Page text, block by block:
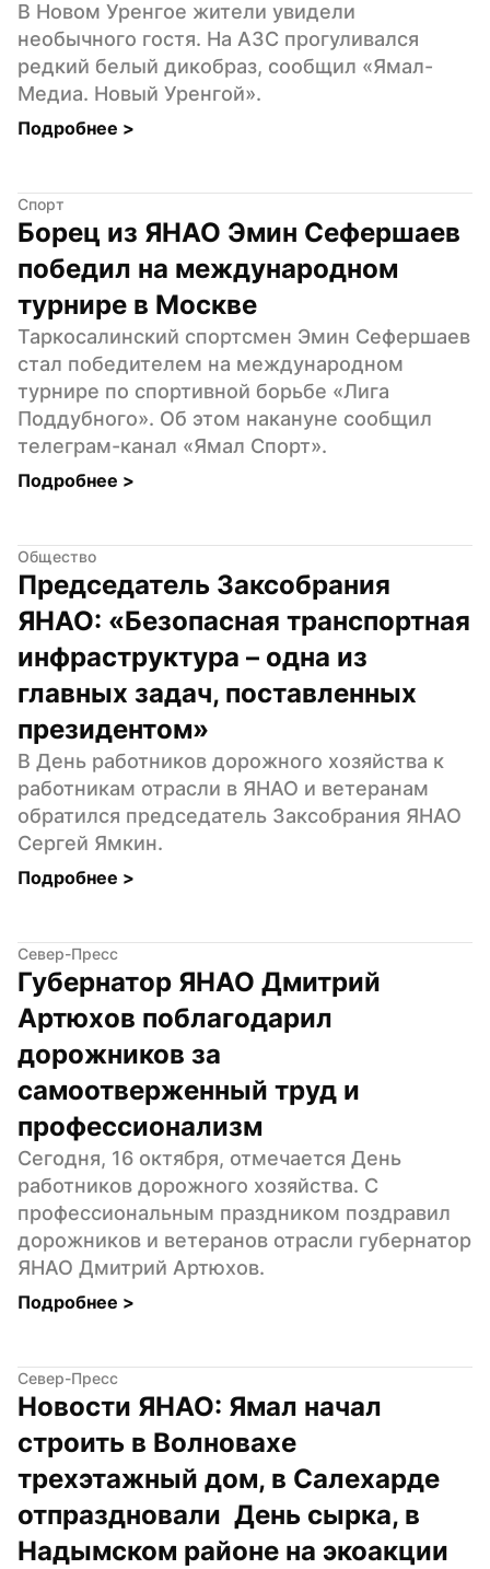
В Новом Уренгое жители увидели
необычного гостя. На АЗС прогуливался
редкий белый дикобраз, сообщил «Ямал-
Медиа. Новый Уренгой».
Подробнее >
Спорт
Борец из ЯНАО Эмин Сефершаев
победил на международном
турнире в Москве
Таркосалинский спортсмен Эмин Сефершаев
стал победителем на международном
турнире по спортивной борьбе «Лига
Поддубного». Об этом накануне сообщил
телеграм-канал «Ямал Спорт».
Подробнее >
Общество
Председатель Заксобрания
ЯНАО: «Безопасная транспортная
инфраструктура – одна из
главных задач, поставленных
президентом»
В День работников дорожного хозяйства к
работникам отрасли в ЯНАО и ветеранам
обратился председатель Заксобрания ЯНАО
Сергей Ямкин.
Подробнее >
Север-Пресс
Губернатор ЯНАО Дмитрий
Артюхов поблагодарил
дорожников за
самоотверженный труд и
профессионализм
Сегодня, 16 октября, отмечается День
работников дорожного хозяйства. С
профессиональным праздником поздравил
дорожников и ветеранов отрасли губернатор
ЯНАО Дмитрий Артюхов.
Подробнее >
Север-Пресс
Новости ЯНАО: Ямал начал
строить в Волновахе
трехэтажный дом, в Салехарде
отпраздновали  День сырка, в
Надымском районе на экоакции